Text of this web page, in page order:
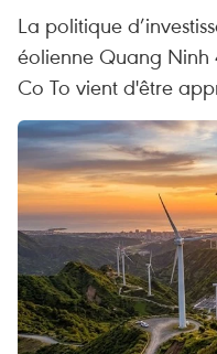
La politique
éolienne Quang Ninh
Co To vient d'être